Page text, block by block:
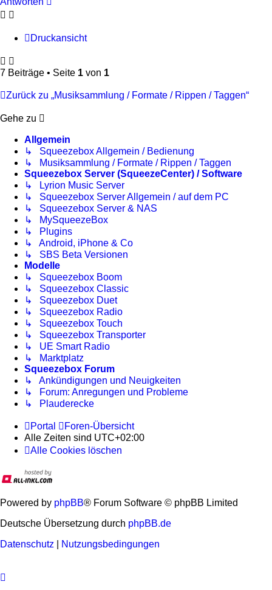
Druckansicht
7 Beiträge • Seite 1 von 1
Zurück zu „Musiksammlung / Formate / Rippen / Taggen“
Gehe zu
Allgemein
↳ Squeezebox Allgemein / Bedienung
↳ Musiksammlung / Formate / Rippen / Taggen
Squeezebox Server (SqueezeCenter) / Software
↳ Lyrion Music Server
↳ Squeezebox Server Allgemein / auf dem PC
↳ Squeezebox Server & NAS
↳ MySqueezeBox
↳ Plugins
↳ Android, iPhone & Co
↳ SBS Beta Versionen
Modelle
↳ Squeezebox Boom
↳ Squeezebox Classic
↳ Squeezebox Duet
↳ Squeezebox Radio
↳ Squeezebox Touch
↳ Squeezebox Transporter
↳ UE Smart Radio
↳ Marktplatz
Squeezebox Forum
↳ Ankündigungen und Neuigkeiten
↳ Forum: Anregungen und Probleme
↳ Plauderecke
Portal
Foren-Übersicht
Alle Zeiten sind UTC+02:00
Alle Cookies löschen
Powered by phpBB® Forum Software © phpBB Limited
Deutsche Übersetzung durch phpBB.de
Datenschutz
Nutzungsbedingungen